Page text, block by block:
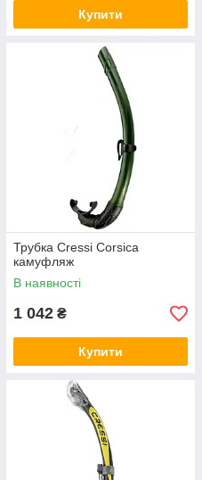
Купити
Трубка Cressi Corsica
камуфляж
В наявності
1 042 ₴
Купити